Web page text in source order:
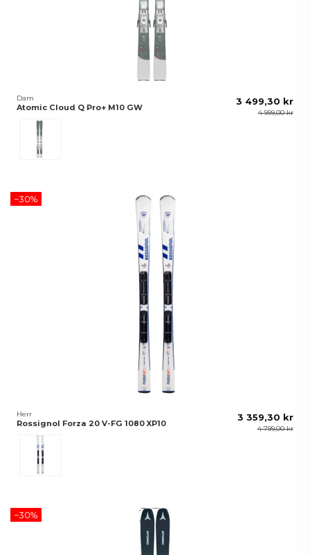
Dam
Atomic Cloud Q Pro+ M10 GW
Grå
3 499,30 kr
4 999,00 kr
−30%
Herr
Rossignol Forza 20 V-FG 1080 XP10
White/Blue
3 359,30 kr
4 799,00 kr
−30%